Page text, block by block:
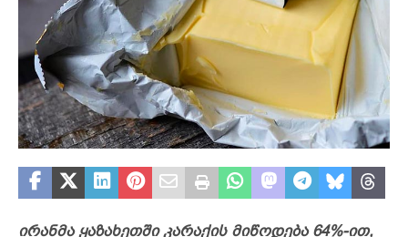
ირანმა ყაზახეთში კარაქის მიწოდება 64%-ით,